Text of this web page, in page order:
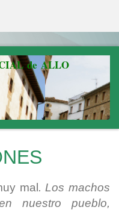
de ALLO
mal . Los machos
nuestro pueblo,